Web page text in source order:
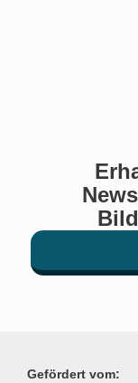
Gefördert vom: